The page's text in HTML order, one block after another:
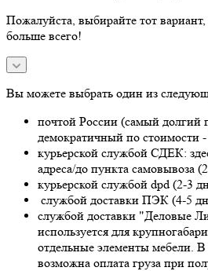
Пожалуйста, выбирайте тот
больше всего!
Вы можете выбрать один из
почтой России (самый долгий
демократичный по стоимости
курьерской службой СДЕК:
адреса/до пункта самовывоза
курьерской службой dpd (2-3
службой доставки ПЭК (4-5
службой доставки "Деловые
используется для
отдельные элементы мебели.
возможна оплата груза при